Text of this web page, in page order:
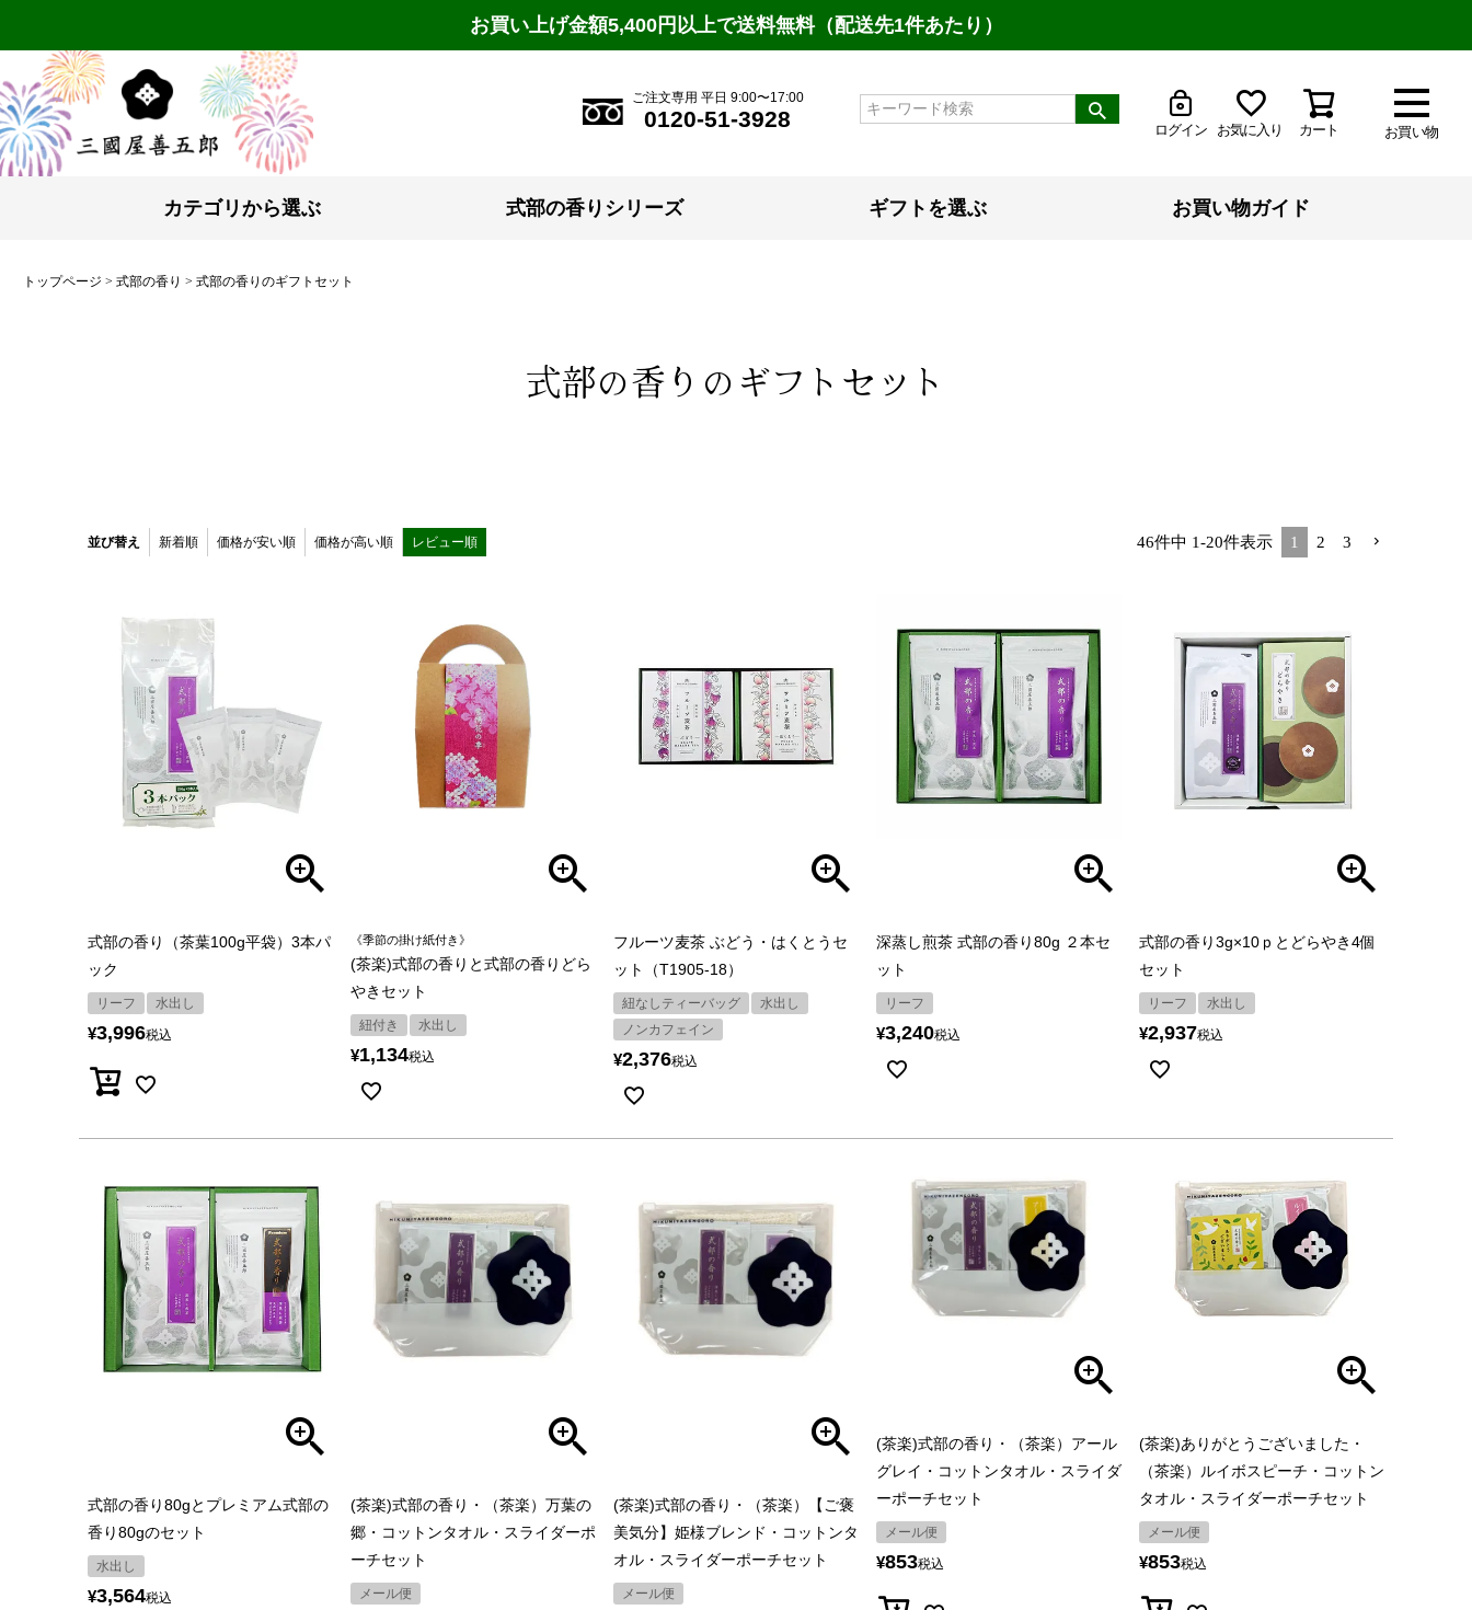
お買い上げ金額5,400円以上で送料無料（配送先1件あたり）
お買い物
ご注文専用 平日 9:00〜17:00
0120-51-3928 ログイン お気に入り カート
カテゴリから選ぶ 式部の香りシリーズ ギフトを選ぶ お買い物ガイド
トップページ 式部の香り 式部の香りのギフトセット
式部の香りのギフトセット
並び替え 新着順 価格が安い順 価格が高い順 レビュー順 46件中 1-20件表示 1 2 3
式部の香り（茶葉100g平袋）3本パ
ック
リーフ 水出し
¥3,996税込
《季節の掛け紙付き》
(茶楽)式部の香りと式部の香りどら
やきセット
紐付き 水出し
¥1,134税込
フルーツ麦茶 ぶどう・はくとうセ
ット（T1905-18）
紐なしティーバッグ
水出し
ノンカフェイン
¥2,376税込
深蒸し煎茶 式部の香り80g ２本セ
ット
リーフ
¥3,240税込
式部の香り3g×10ｐとどらやき4個
セット
リーフ 水出し
¥2,937税込
式部の香り80gとプレミアム式部の
香り80gのセット
水出し
¥3,564税込
(茶楽)式部の香り・（茶楽）万葉の
郷・コットンタオル・スライダーポ
ーチセット
メール便
(茶楽)式部の香り・（茶楽）【ご褒
美気分】姫様ブレンド・コットンタ
オル・スライダーポーチセット
メール便
(茶楽)式部の香り・（茶楽）アール
グレイ・コットンタオル・スライダ
ーポーチセット
メール便
¥853税込
(茶楽)ありがとうございました・
（茶楽）ルイボスピーチ・コットン
タオル・スライダーポーチセット
メール便
¥853税込